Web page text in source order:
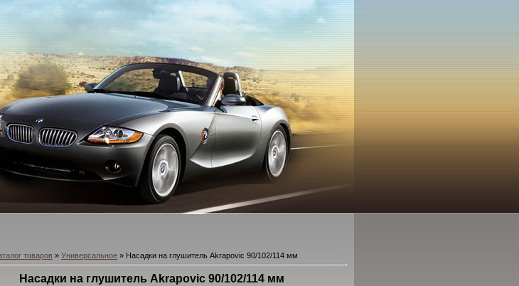
товаров » Универсальное » Насадки на глушитель Akrapovic 90/102/114 мм
Насадки на глушитель Akrapovic 90/102/114 мм